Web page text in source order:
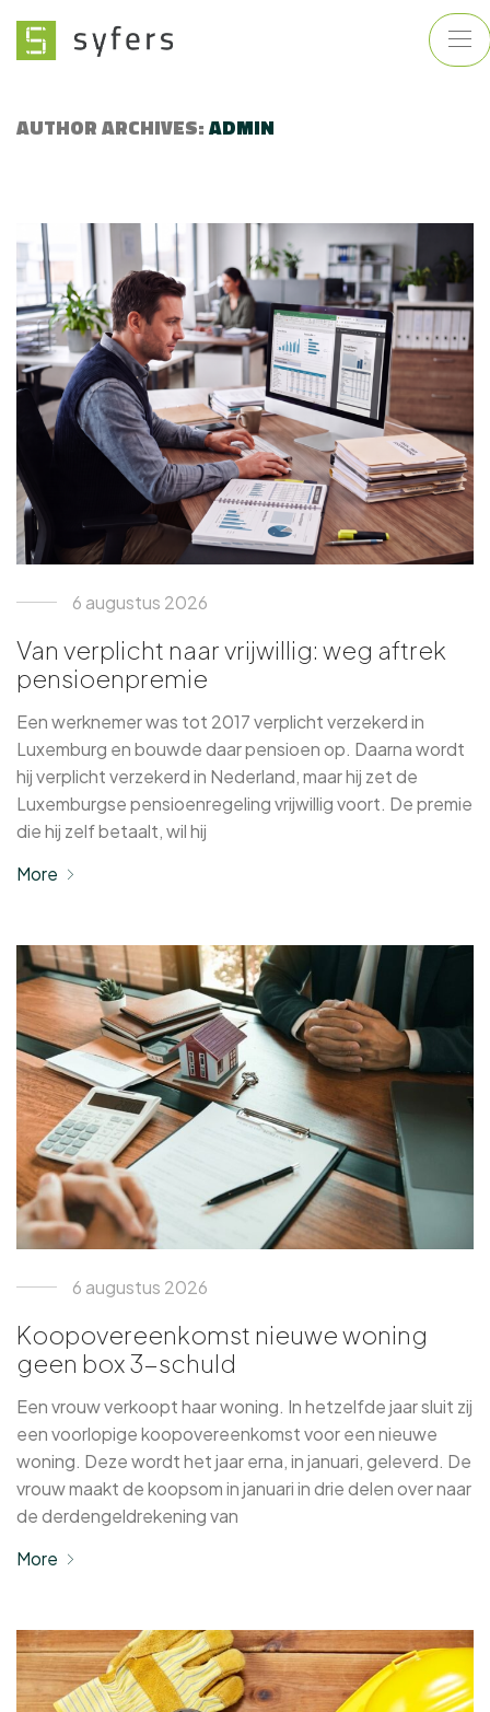
AUTHOR ARCHIVES:ADMIN
6 augustus 2026
Van verplicht naar vrijwillig: weg aftrek
pensioenpremie
Een werknemer was tot 2017 verplicht verzekerd in
Luxemburg en bouwde daar pensioen op. Daarna wordt
hij verplicht verzekerd in Nederland, maar hij zet de
Luxemburgse pensioenregeling vrijwillig voort. De premie
die hij zelf betaalt, wil hij
More
6 augustus 2026
Koopovereenkomst nieuwe woning
geen box 3-schuld
Een vrouw verkoopt haar woning. In hetzelfde jaar sluit zij
een voorlopige koopovereenkomst voor een nieuwe
woning. Deze wordt het jaar erna, in januari, geleverd. De
vrouw maakt de koopsom in januari in drie delen over naar
de derdengeldrekening van
More